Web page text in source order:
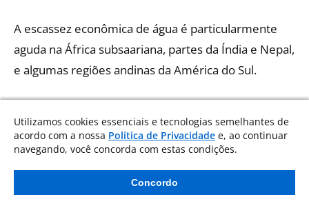
A escassez econômica de água é particularmente
aguda na África subsaariana, partes da Índia e Nepal,
e algumas regiões andinas da América do Sul.
de acordo com um artigo de 2013 de Hua Xie e
colegas do Instituto Internacional de Pesquisa em
Políticas Alimentares. A escassez de água na Cidade
do Cabo, África do Sul, durante a crise da água de
Utilizamos cookies essenciais e tecnologias semelhantes de
acordo com a nossa Política de Privacidade e, ao continuar
navegando, você concorda com estas condições.
Concordo